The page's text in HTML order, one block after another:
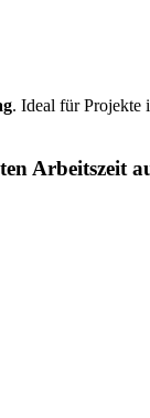
. Ideal für Projekte
Arbeitszeit